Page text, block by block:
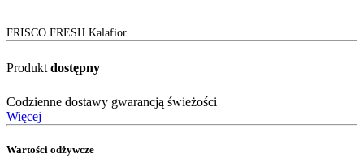
FRISCO FRESH Kalafior
Produkt dostępny
Codzienne dostawy gwarancją świeżości
Więcej
Wartości odżywcze